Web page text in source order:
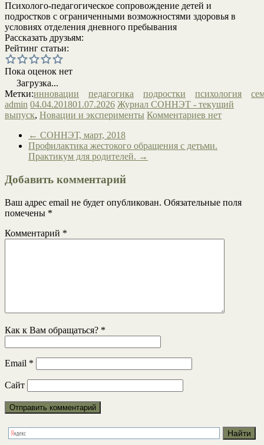
Психолого-педагогическое сопровождение детей и
подростков с ограниченными возможностями здоровья в
условиях отделения дневного пребывания
Рассказать друзьям:
Рейтинг статьи:
Пока оценок нет
Загрузка...
Метки:инновации педагогика подростки психология
admin 04.04.201801.07.2026 Журнал СОННЭТ - текущий
выпуск, Новации и эксперименты Комментариев нет
← СОННЭТ, март, 2018
Профилактика жестокого обращения с детьми.
Практикум для родителей. →
Добавить комментарий
Ваш адрес email не будет опубликован. Обязательные поля
помечены *
Комментарий *
Как к Вам обращаться? *
Email *
Сайт